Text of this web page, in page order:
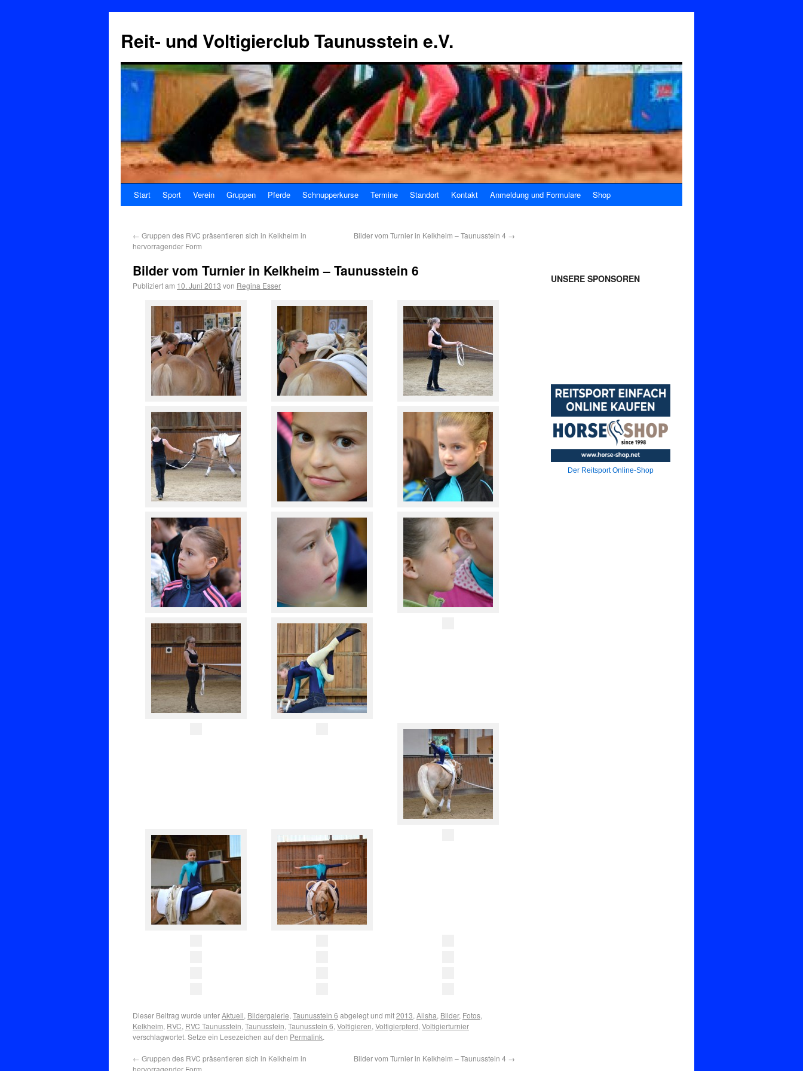
Reit- und Voltigierclub Taunusstein e.V.
Start Sport Verein Gruppen Pferde Schnupperkurse Termine Standort Kontakt Anmeldung und Formulare Shop
← Gruppen des RVC präsentieren sich in Kelkheim in
hervorragender Form
Bilder vom Turnier in Kelkheim – Taunusstein 4 →
Bilder vom Turnier in Kelkheim – Taunusstein 6
Publiziert am 10. Juni 2013 von Regina Esser
Dieser Beitrag wurde unterAktuell, Bildergalerie, Taunusstein 6 abgelegt und mit2013, Alisha, Bilder, Fotos,
Kelkheim, RVC, RVC Taunusstein, Taunusstein, Taunusstein 6, Voltigieren, Voltigierpferd, Voltigierturnier
verschlagwortet. Setze ein Lesezeichen auf den Permalink.
← Gruppen des RVC präsentieren sich in Kelkheim in
hervorragender Form
Bilder vom Turnier in Kelkheim – Taunusstein 4 →
UNSERE SPONSOREN
Der Reitsport Online-Shop